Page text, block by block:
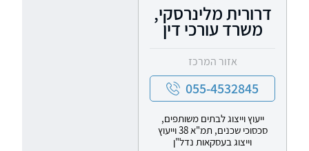
דרורית מלינרסקי,
משרד עורכי דין
אזור המרכז
055-4532845
ייעוץ וייצוג לבתים משותפים,
סכסוכי שכנים, תמ"א 38 וייעוץ
וייצוג בעסקאות נדל"ן